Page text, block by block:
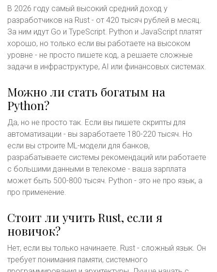
В 2026 году самый высокий средний доход у
разработчиков на Rust - от 420 тысяч рублей в месяц.
За ним идут Go и TypeScript. Python и JavaScript платят
хорошо, но только если вы работаете на высоком
уровне - не просто пишете код, а решаете сложные
задачи в инфраструктуре, AI или финансовых системах.
Можно ли стать богатым на
Python?
Да, но не просто так. Если вы пишете скрипты для
автоматизации - вы заработаете 180-220 тысяч. Но
если вы строите ML-модели для банков,
разрабатываете системы рекомендаций или работаете
с большими данными в телекоме - ваша зарплата
может быть 500-800 тысяч. Python - это не про язык, а
про применение.
Стоит ли учить Rust, если я
новичок?
Нет, если вы только начинаете. Rust - сложный язык. Он
требует понимания памяти, системного